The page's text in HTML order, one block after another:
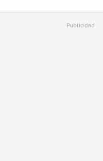
Publicidad